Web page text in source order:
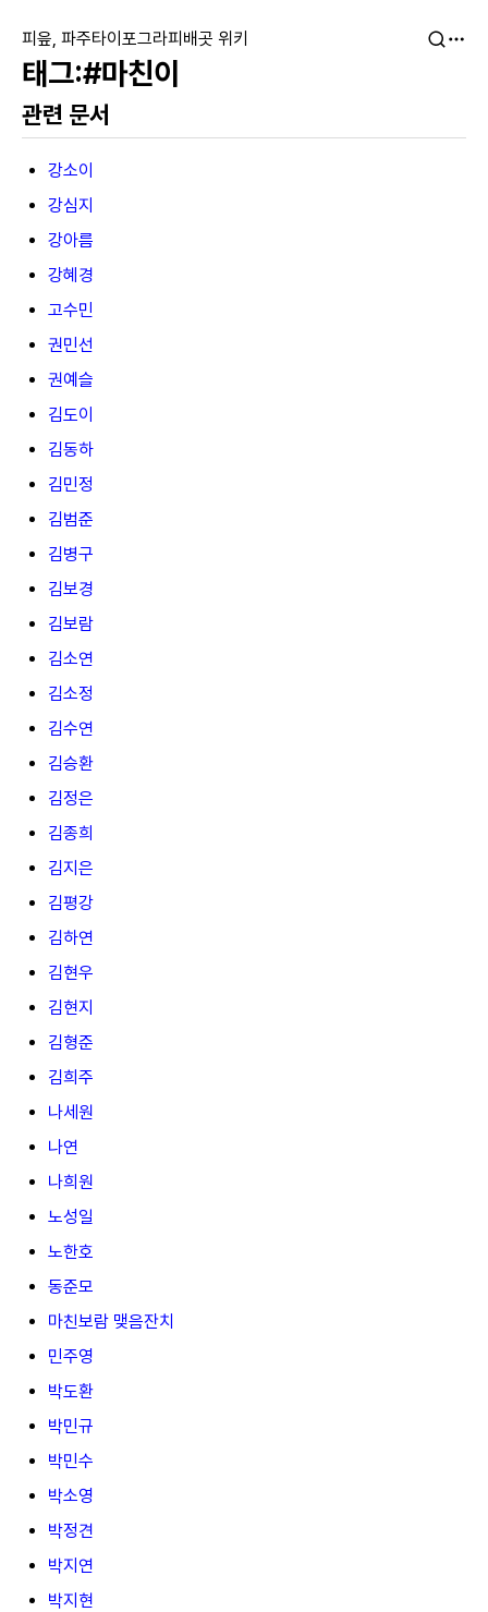
피읖, 파주타이포그라피배곳 위키
#마친이
관련 문서
강소이
강심지
강아름
강혜경
고수민
권민선
권예슬
김도이
김동하
김민정
김범준
김병구
김보경
김보람
김소연
김소정
김수연
김승환
김정은
김종희
김지은
김평강
김하연
김현우
김현지
김형준
김희주
나세원
나연
나희원
노성일
노한호
동준모
마친보람 맺음잔치
민주영
박도환
박민규
박민수
박소영
박정견
박지연
박지현